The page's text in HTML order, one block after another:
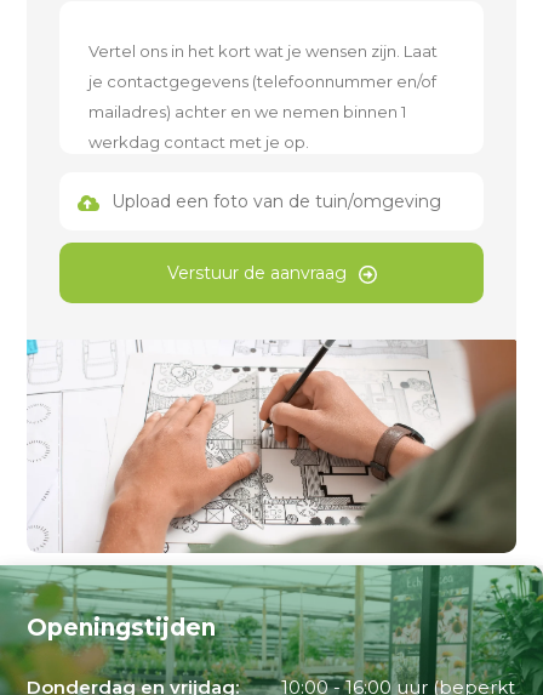
Upload een foto van de tuin/omgeving
Verstuur de aanvraag
Openingstijden
Donderdag en vrijdag:
10:00 - 16:00 uur (beperkt